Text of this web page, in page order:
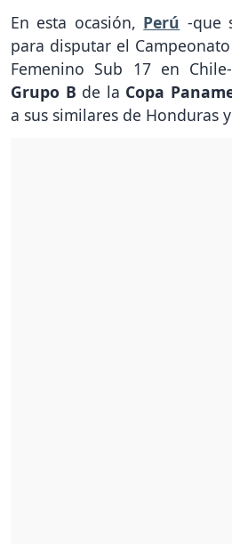
En esta ocasión, Perú -que
para disputar el
Femenino Sub 17 en
Grupo B de la Copa
a sus similares de Honduras